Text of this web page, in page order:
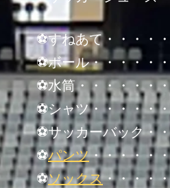
⚽すねあて・・・・
⚽ボール・・・・・
⚽水筒・・・・・・
⚽シャツ・・・・・
⚽サッカーバック・
⚽パンツ・・・・・
⚽ソックス・・・・